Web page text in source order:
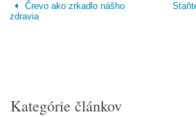
Črevo ako zrkadlo nášho
zdravia
Kategórie článkov